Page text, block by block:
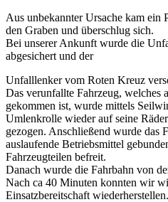
Aus unbekannter Ursache kam ein
den Graben und überschlug sich.
Bei unserer Ankunft wurde die
abgesichert und der
Unfalllenker vom Roten Kreuz
Das verunfallte Fahrzeug, welches
gekommen ist, wurde mittels
Umlenkrolle wieder auf seine
gezogen. Anschließend wurde das
auslaufende Betriebsmittel
Fahrzeugteilen befreit.
Danach wurde die Fahrbahn von
Nach ca 40 Minuten konnten wir
Einsatzbereitschaft wiederherstellen.